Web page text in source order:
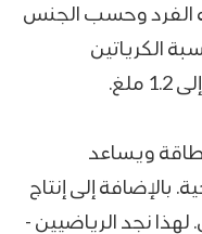
الفرد وحسب الجنس
الكرياتين
ويساعد
إلى إنتاج
لهذا نجد الرياضيين -